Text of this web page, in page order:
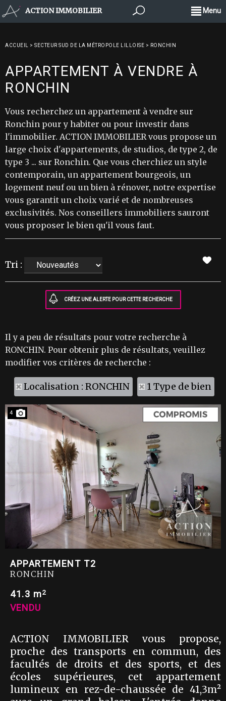
ACTION IMMOBILIER Menu
ACCUEIL > SECTEUR SUD DE LA MÉTROPOLE LILLOISE > RONCHIN
APPARTEMENT À VENDRE À
RONCHIN
Vous recherchez un appartement à vendre sur
Ronchin pour y habiter ou pour investir dans
l'immobilier. ACTION IMMOBILIER vous propose un
large choix d'appartements, de studios, de type 2, de
type 3 ... sur Ronchin. Que vous cherchiez un style
contemporain, un appartement bourgeois, un
logement neuf ou un bien à rénover, notre expertise
vous garantit un choix varié et de nombreuses
exclusivités. Nos conseillers immobiliers sauront
vous proposer le bien qu'il vous faut.
Tri :
Il y a peu de résultats pour votre recherche à
RONCHIN. Pour obtenir plus de résultats, veuillez
modifier vos critères de recherche :
Localisation : RONCHIN 1 Type de bien
4
APPARTEMENT T2
RONCHIN
41.3 m2
VENDU
ACTION IMMOBILIER vous propose,
proche des transports en commun, des
facultés de droits et des sports, et des
écoles supérieures, cet appartement
lumineux en rez-de-chaussée de 41,3m²